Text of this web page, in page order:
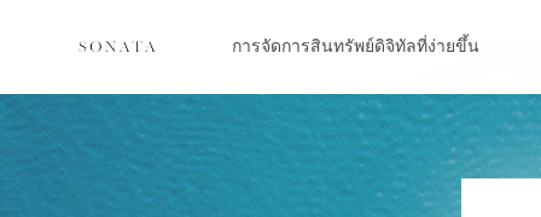
การจัดการสินทรัพย์ดิจิทัลที่ง่ายขึ้น